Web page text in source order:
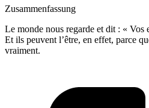
Zusammenfassung
Le monde nous regarde et dit : « Vos
Et ils peuvent l’être, en effet, parce
vraiment.